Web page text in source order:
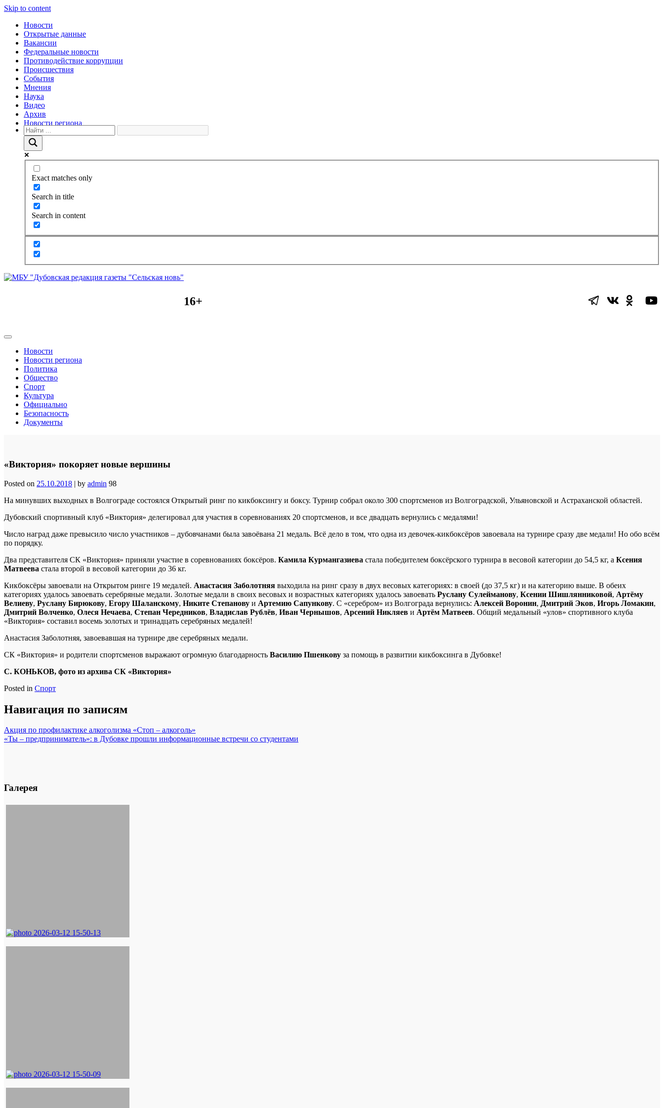
Skip to content
Новости
Открытые данные
Вакансии
Федеральные новости
Противодействие коррупции
Происшествия
События
Мнения
Наука
Видео
Архив
Новости региона
Exact matches only
Search in title
Search in content
16+
Новости
Новости региона
Политика
Общество
Спорт
Культура
Официально
Безопасность
Документы
«Виктория» покоряет новые вершины
Posted on 25.10.2018 | by admin 98
На минувших выходных в Волгограде состоялся Открытый ринг по кикбоксингу и боксу. Турнир собрал около 300 спортсменов из Волгоградской, Ульяновской и Астраханской областей.
Дубовский спортивный клуб «Виктория» делегировал для участия в соревнованиях 20 спортсменов, и все двадцать вернулись с медалями!
Число наград даже превысило число участников – дубовчанами была завоёвана 21 медаль. Всё дело в том, что одна из девочек-кикбоксёров завоевала на турнире сразу две медали! Но обо всём
по порядку.
Два представителя СК «Виктория» приняли участие в соревнованиях боксёров. Камила Курмангазиева стала победителем боксёрского турнира в весовой категории до 54,5 кг, а Ксения
Матвеева стала второй в весовой категории до 36 кг.
Кикбоксёры завоевали на Открытом ринге 19 медалей. Анастасия Заболотняя выходила на ринг сразу в двух весовых категориях: в своей (до 37,5 кг) и на категорию выше. В обеих
категориях удалось завоевать серебряные медали. Золотые медали в своих весовых и возрастных категориях удалось завоевать Руслану Сулейманову, Ксении Шишлянниковой, Артёму
Велиеву, Руслану Бирюкову, Егору Шаланскому, Никите Степанову и Артемию Сапункову. С «серебром» из Волгограда вернулись: Алексей Воронин, Дмитрий Эков, Игорь Ломакин,
Дмитрий Волченко, Олеся Нечаева, Степан Чередников, Владислав Рублёв, Иван Чернышов, Арсений Никляев и Артём Матвеев. Общий медальный «улов» спортивного клуба
«Виктория» составил восемь золотых и тринадцать серебряных медалей!
Анастасия Заболотняя, завоевавшая на турнире две серебряных медали.
СК «Виктория» и родители спортсменов выражают огромную благодарность Василию Пшенкову за помощь в развитии кикбоксинга в Дубовке!
С. КОНЬКОВ, фото из архива СК «Виктория»
Posted in Спорт
Навигация по записям
Акция по профилактике алкоголизма «Стоп – алкоголь»
«Ты – предприниматель»: в Дубовке прошли информационные встречи со студентами
Галерея